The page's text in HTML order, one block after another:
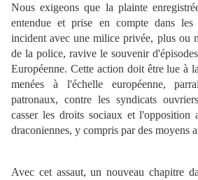
Nous exigeons que la plainte
entendue et prise en compte dans
incident avec une milice privée, plus ou
de la police, ravive le souvenir
Européenne. Cette action doit être lue à
menées à l'échelle européenne,
patronaux, contre les syndicats
casser les droits sociaux et l'opposition
draconiennes, y compris par des moyens
Avec cet assaut, un nouveau chapitre